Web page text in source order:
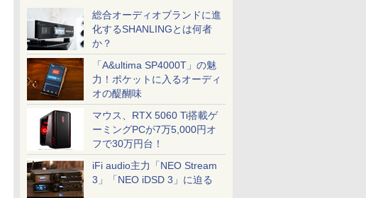
総合オーディオブランドに進
化するSHANLINGとは何者
か？
「A&ultima SP4000T」の魅
力！ポケットに入るオーディ
オの醍醐味
マウス、RTX 5060 Ti搭載ゲ
ーミングPCが7万5,000円オ
フで30万円台！
iFi audio主力「NEO Stream
3」「NEO iDSD 3」に迫る